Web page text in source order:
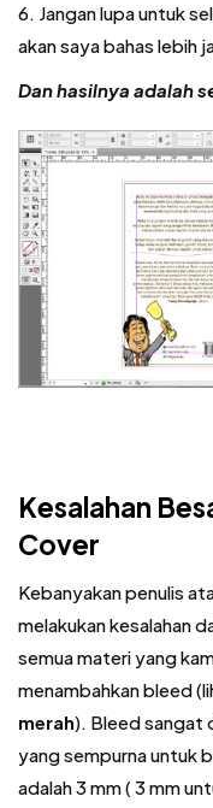
6. Jangan lupa untuk
akan saya bahas lebih
Dan hasilnya adalah
Kesalahan
Cover
Kebanyakan penulis
melakukan kesalahan
semua materi yang
menambahkan bleed
merah). Bleed sangat
yang sempurna untuk
adalah 3 mm ( 3 mm